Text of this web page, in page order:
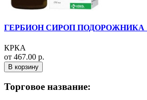
ГЕРБИОН СИРОП ПОДОРОЖНИКА
КРКА
от 467.00 р.
В корзину
Торговое название: